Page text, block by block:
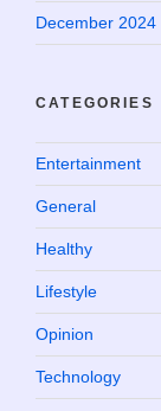
December 2024
CATEGORIES
Entertainment
General
Healthy
Lifestyle
Opinion
Technology